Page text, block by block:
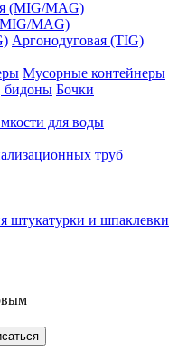
MAG)
Аргонодуговая (TIG)
Мусорные контейнеры
Бочки
для воды
труб
штукатурки и шпаклевки